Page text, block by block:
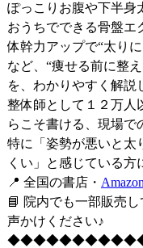
ぽっこりお腹や下半身
おうちでできる骨盤エ
体幹力アップで“太り
など、 “痩せる前に整
を、わかりやすく解説
整体師として１２万人
らこそ書ける、 現場で
特に「姿勢が悪いと太
くい」と感じている方
📍 全国の書店・ Amazon
📘 院内でも一部販売
声かけください♪